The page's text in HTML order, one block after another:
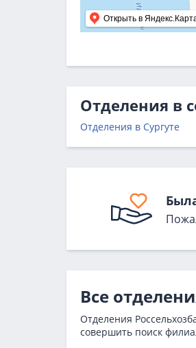
Открыть в
Отделения в
Отделения в Сургуте
Все
Отделения
совершить поиск